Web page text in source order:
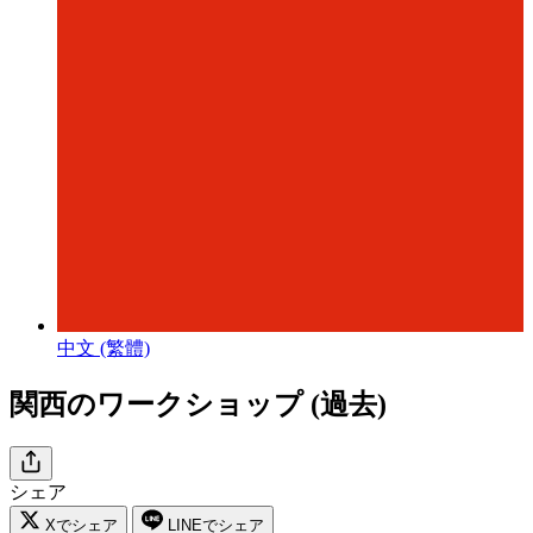
中文 (繁體)
関西のワークショップ (過去)
シェア
Xでシェア LINEでシェア